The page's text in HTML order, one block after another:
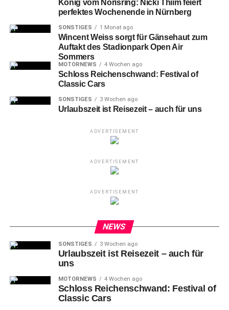
Nürnbergs #7 Felix LOHKEMPER (oben) trifft zum 2-2 Ausgleich und
KOLKE (re.) hatte keine Abwehrchance.
dann traf der eingewechselte Christian Kinsombi im
Nachgang zu einem fantastischen Hansa-Spielzug:
Ausgehend vom 23-jährigen Hamburger Jonas Benjamin
Chimezie David über den 29-jährigen Flensburger Nico
Neidhart (der sechs Minuten später mit einer Glanz-
Rettung das 2:2 durch Nürnbergs 28-jährigen
norwegischen „Joker“ Mats Møller Dæhli verhinderte)
König vom Norisring: Nicki Thiim feiert
perfektes Wochenende in Nürnberg
SONSTIGES 1 Monat ago
Wincent Weiss sorgt für Gänsehaut zum
Auftakt des Stadionpark Open Air
Sommers
MOTORNEWS 4 Wochen ago
Schloss Reichenschwand: Festival of
Classic Cars
SONSTIGES 3 Wochen ago
Urlaubszeit ist Reisezeit – auch für uns
ADVERTISEMENT
ADVERTISEMENT
ADVERTISEMENT
NEWS
SONSTIGES 3 Wochen ago
Urlaubszeit ist Reisezeit – auch für
uns
MOTORNEWS 4 Wochen ago
Schloss Reichenschwand: Festival of
Classic Cars